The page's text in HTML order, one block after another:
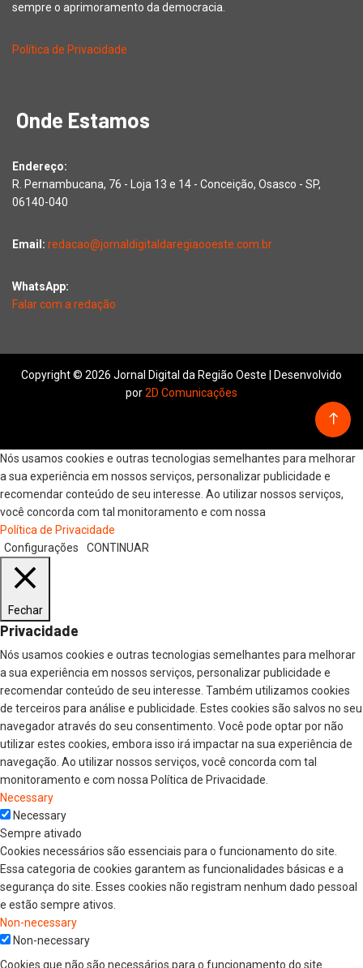
sempre o aprimoramento da democracia.
Política de Privacidade
Onde Estamos
Endereço:
R. Pernambucana, 76 - Loja 13 e 14 - Conceição, Osasco - SP,
06140-040
Email: redacao@jornaldigitaldaregiaooeste.com.br
WhatsApp:
Falar com a redação
Copyright © 2026 Jornal Digital da Região Oeste | Desenvolvido
por2D Comunicações
Nós usamos cookies e outras tecnologias semelhantes para melhorar
a sua experiência em nossos serviços, personalizar publicidade e
recomendar conteúdo de seu interesse. Ao utilizar nossos serviços,
você concorda com tal monitoramento e com nossa
Política de Privacidade
Configurações
CONTINUAR
Fechar
Privacidade
Nós usamos cookies e outras tecnologias semelhantes para melhorar
a sua experiência em nossos serviços, personalizar publicidade e
recomendar conteúdo de seu interesse. Também utilizamos cookies
de terceiros para análise e publicidade. Estes cookies são salvos no seu
navegador através do seu consentimento. Você pode optar por não
utilizar estes cookies, embora isso irá impactar na sua experiência de
navegação. Ao utilizar nossos serviços, você concorda com tal
monitoramento e com nossa Política de Privacidade.
Necessary
Necessary
Sempre ativado
Cookies necessários são essenciais para o funcionamento do site.
Essa categoria de cookies garantem as funcionalidades básicas e a
segurança do site. Esses cookies não registram nenhum dado pessoal
e estão sempre ativos.
Non-necessary
Non-necessary
Cookies que não são necessários para o funcionamento do site